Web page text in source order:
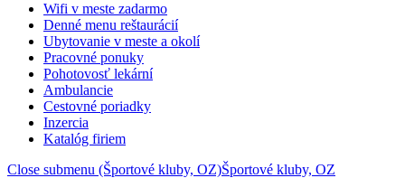
Wifi v meste zadarmo
Denné menu reštaurácií
Ubytovanie v meste a okolí
Pracovné ponuky
Pohotovosť lekární
Ambulancie
Cestovné poriadky
Inzercia
Katalóg firiem
Close submenu (Športové kluby, OZ)Športové kluby, OZ